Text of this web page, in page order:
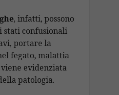
, infatti, possono
confusionali
portare la
fegato, malattia
viene evidenziata
patologia.